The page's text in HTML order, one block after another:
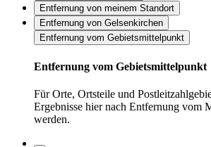
Entfernung von meinem Standort
Entfernung von Gelsenkirchen
Entfernung vom Gebietsmittelpunkt
Entfernung vom Gebietsmittelpunkt
Für Orte, Ortsteile und
Ergebnisse hier nach Entfernung vom
werden.